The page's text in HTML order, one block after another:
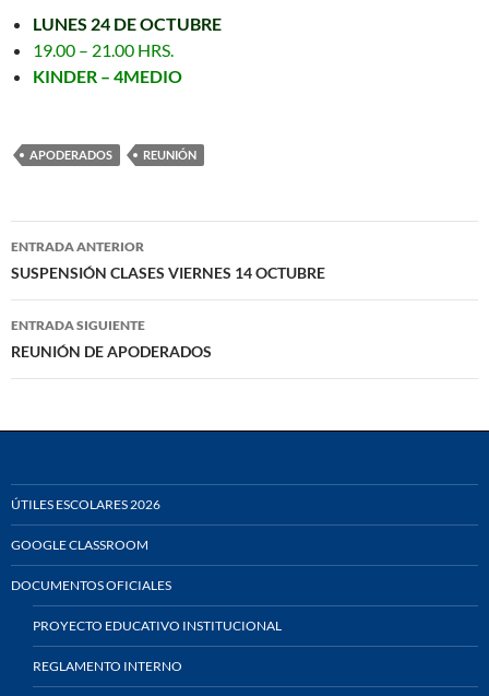
LUNES 24 DE OCTUBRE
19.00 – 21.00 HRS.
KINDER – 4MEDIO
APODERADOS REUNIÓN
Navegación
de
entradas
ENTRADA ANTERIOR
SUSPENSIÓN CLASES VIERNES 14 OCTUBRE
ENTRADA SIGUIENTE
REUNIÓN DE APODERADOS
ÚTILES ESCOLARES 2026
GOOGLE CLASSROOM
DOCUMENTOS OFICIALES
PROYECTO EDUCATIVO INSTITUCIONAL
REGLAMENTO INTERNO